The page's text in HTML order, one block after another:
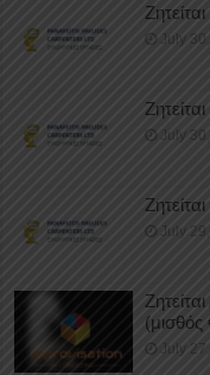
July
July
July
July